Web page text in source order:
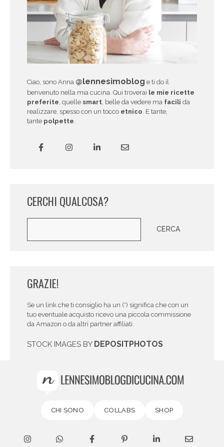
Ciao, sono Anna @lennesimoblog e ti do il
benvenuto nella mia cucina. Qui troverai le mie ricette
preferite, quelle smart, belle da vedere ma facili da
realizzare, spesso con un tocco etnico. E tante,
tante polpette.
CERCHI QUALCOSA?
CERCA
GRAZIE!
Se un link che ti consiglio ha un (*) significa che con un
tuo eventuale acquisto ricevo una piccola commissione
da Amazon o da altri partner affiliati.
STOCK IMAGES BY DEPOSITPHOTOS
CHI SONO COLLABS SHOP